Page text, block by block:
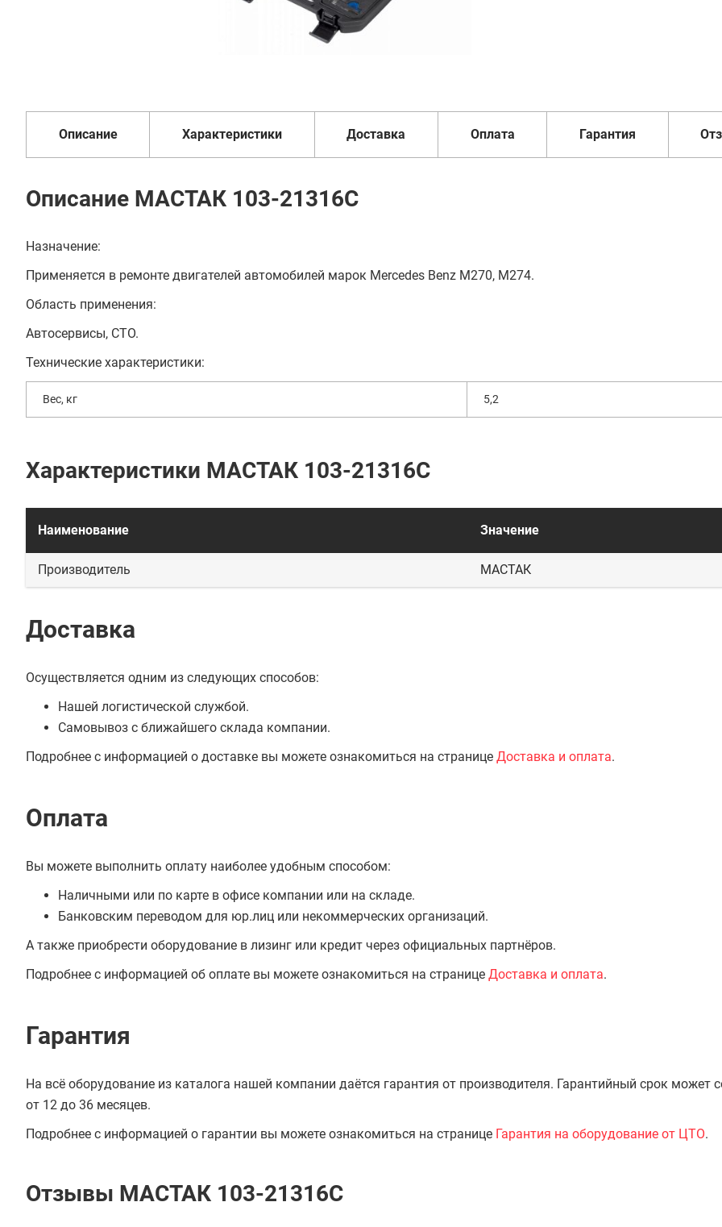
Описание Характеристики Доставка Оплата Гарантия
Описание МАСТАК 103-21316C
Назначение:
Применяется в ремонте двигателей автомобилей марок Mercedes Benz M270, M274.
Область применения:
Автосервисы, СТО.
Технические характеристики:
Вес, кг 5,2
Характеристики МАСТАК 103-21316C
Наименование Значение
Производитель МАСТАК
Доставка
Осуществляется одним из следующих способов:
Нашей логистической службой.
Самовывоз с ближайшего склада компании.
Подробнее с информацией о доставке вы можете ознакомиться на странице Доставка и оплата.
Оплата
Вы можете выполнить оплату наиболее удобным способом:
Наличными или по карте в офисе компании или на складе.
Банковским переводом для юр.лиц или некоммерческих организаций.
А также приобрести оборудование в лизинг или кредит через официальных партнёров.
Подробнее с информацией об оплате вы можете ознакомиться на странице Доставка и оплата.
Гарантия
На всё оборудование из каталога нашей компании даётся гарантия от производителя. Гарантийный срок может
от 12 до 36 месяцев.
Подробнее с информацией о гарантии вы можете ознакомиться на странице Гарантия на оборудование от ЦТО.
Отзывы МАСТАК 103-21316C